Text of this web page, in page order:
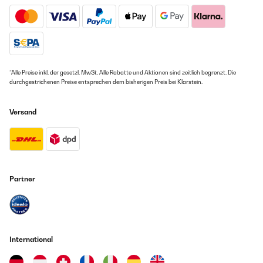
Alles Super!
Amazon Benutzer – Bewertung durch Chal-Tec GmbH nicht
eigenständig überprüft
05/11/2024
Compré dos placas en su día (hace ya dos años de esto), este
modelo concreto y una Balay que costaba más del doble. La
Balay se averió (y lo cubrió la garantía), sin embargo esta va
analógica, pero en cuanto a uso y rendimiento, va muy bien, en
especial para el precio que tiene.
eigenständig überprüft
Übersetzen
Daniel
*Alle Preise inkl. der gesetzl. MwSt. Alle Rabatte und Aktionen sind zeitlich begrenzt. Die
durchgestrichenen Preise entsprechen dem bisherigen Preis bei Klarstein.
Versand
Partner
International